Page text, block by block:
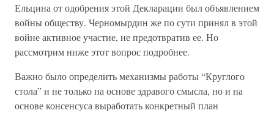
Ельцина от одобрения этой Декларации был объявлением
войны обществу. Черномырдин же по сути принял в этой
войне активное участие, не предотвратив ее. Но
рассмотрим ниже этот вопрос подробнее.
Важно было определить механизмы работы “Круглого
стола” и не только на основе здравого смысла, но и на
основе консенсуса выработать конкретный план